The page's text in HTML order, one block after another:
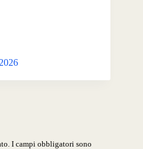
I campi obbligatori sono